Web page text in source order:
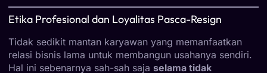
Etika Profesional dan Loyalitas Pasca-Resign
Tidak sedikit mantan karyawan yang memanfaatkan
relasi bisnis lama untuk membangun usahanya sendiri.
Hal ini sebenarnya sah-sah saja selama tidak